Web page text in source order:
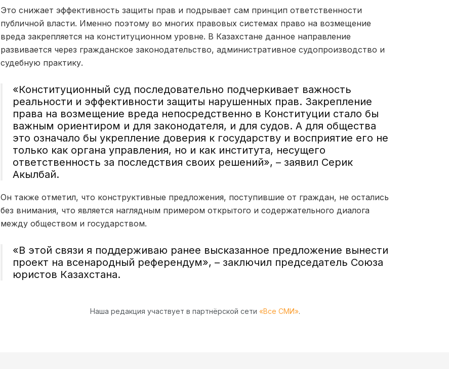
Это снижает эффективность защиты прав и подрывает сам принцип ответственности
публичной власти. Именно поэтому во многих правовых системах право на возмещение
вреда закрепляется на конституционном уровне. В Казахстане данное направление
развивается через гражданское законодательство, административное судопроизводство и
судебную практику.
«Конституционный суд последовательно подчеркивает важность
реальности и эффективности защиты нарушенных прав. Закрепление
права на возмещение вреда непосредственно в Конституции стало бы
важным ориентиром и для законодателя, и для судов. А для общества
это означало бы укрепление доверия к государству и восприятие его не
только как органа управления, но и как института, несущего
ответственность за последствия своих решений», – заявил Серик
Акылбай.
Он также отметил, что конструктивные предложения, поступившие от граждан, не остались
без внимания, что является наглядным примером открытого и содержательного диалога
между обществом и государством.
«В этой связи я поддерживаю ранее высказанное предложение вынести
проект на всенародный референдум», – заключил председатель Союза
юристов Казахстана.
Наша редакция участвует в партнёрской сети «Все СМИ».